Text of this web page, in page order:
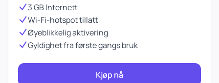
3 GB Internett
Wi-Fi-hotspot tillatt
Øyeblikkelig aktivering
Gyldighet fra første gangs bruk
Kjøp nå